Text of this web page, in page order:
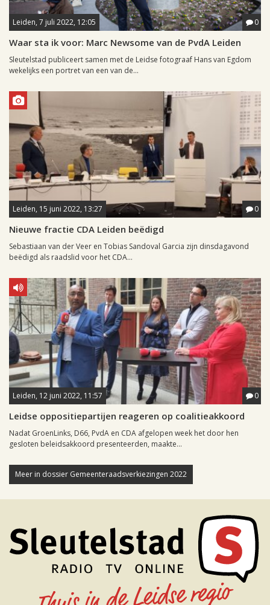
Leiden, 7 juli 2022, 12:05 0
Waar sta ik voor: Marc Newsome van de PvdA Leiden
Sleutelstad publiceert samen met de Leidse fotograaf Hans van Egdom
wekelijks een portret van een van de...
Leiden, 15 juni 2022, 13:27 0
Nieuwe fractie CDA Leiden beëdigd
Sebastiaan van der Veer en Tobias Sandoval Garcia zijn dinsdagavond
beëdigd als raadslid voor het CDA...
Leiden, 12 juni 2022, 11:57 0
Leidse oppositiepartijen reageren op coalitieakkoord
Nadat GroenLinks, D66, PvdA en CDA afgelopen week het door hen
gesloten beleidsakkoord presenteerden, maakte...
Meer in dossier Gemeenteraadsverkiezingen 2022